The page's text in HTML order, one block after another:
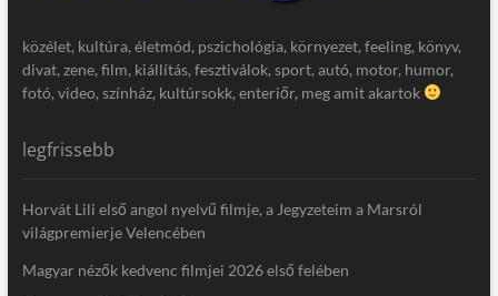
közélet, kultúra, életmód, pszichológia, környezet, feeling, könyv,
divat, zene, film, kiállítás, fesztiválok, sport, autó, motor, humor,
fotó, video, színház, kultúrsokk, enteriőr, meg amit akartok
legfrissebb
Horvát Lili első angol nyelvű filmje, a Jegyzeteim a Marsról
világpremierje Velencében
Magyar nézők kedvenc filmjei 2026 első felében